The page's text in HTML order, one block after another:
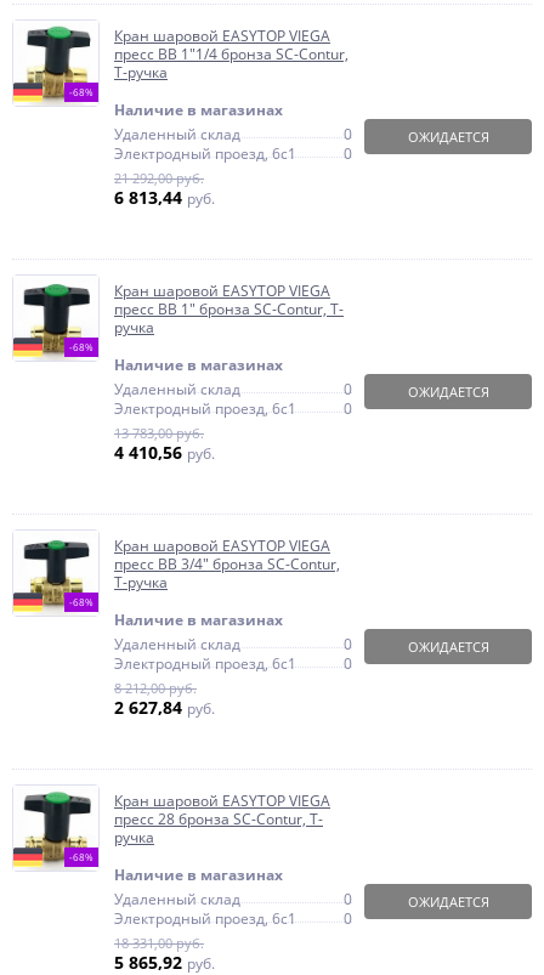
-68%
Кран шаровой EASYTOP VIEGA
пресс ВВ 1"1/4 бронза SC-Contur,
Т-ручка
Наличие в магазинах
Удаленный склад
0
Электродный проезд, 6с1
0
21 292,00 руб.
6 813,44 руб.
ОЖИДАЕТСЯ
-68%
Кран шаровой EASYTOP VIEGA
пресс ВВ 1" бронза SC-Contur, Т-
ручка
Наличие в магазинах
Удаленный склад
0
Электродный проезд, 6с1
0
13 783,00 руб.
4 410,56 руб.
ОЖИДАЕТСЯ
-68%
Кран шаровой EASYTOP VIEGA
пресс ВВ 3/4" бронза SC-Contur,
Т-ручка
Наличие в магазинах
Удаленный склад
0
Электродный проезд, 6с1
0
8 212,00 руб.
2 627,84 руб.
ОЖИДАЕТСЯ
-68%
Кран шаровой EASYTOP VIEGA
пресс 28 бронза SC-Contur, Т-
ручка
Наличие в магазинах
Удаленный склад
0
Электродный проезд, 6с1
0
18 331,00 руб.
5 865,92 руб.
ОЖИДАЕТСЯ